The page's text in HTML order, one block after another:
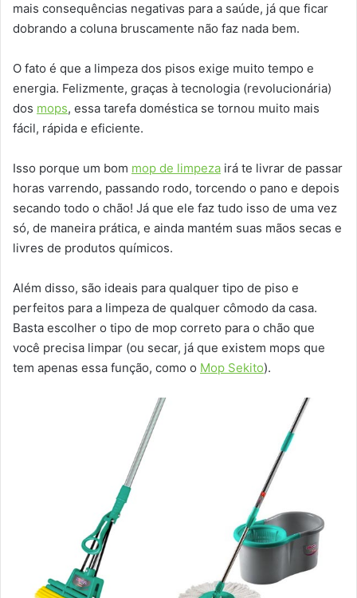
mais consequências negativas para a saúde, já que ficar
dobrando a coluna bruscamente não faz nada bem.
O fato é que a limpeza dos pisos exige muito tempo e
energia. Felizmente, graças à tecnologia (revolucionária)
dos mops, essa tarefa doméstica se tornou muito mais
fácil, rápida e eficiente.
Isso porque um bom mop de limpeza irá te livrar de passar
horas varrendo, passando rodo, torcendo o pano e depois
secando todo o chão! Já que ele faz tudo isso de uma vez
só, de maneira prática, e ainda mantém suas mãos secas e
livres de produtos químicos.
Além disso, são ideais para qualquer tipo de piso e
perfeitos para a limpeza de qualquer cômodo da casa.
Basta escolher o tipo de mop correto para o chão que
você precisa limpar (ou secar, já que existem mops que
tem apenas essa função, como o Mop Sekito).